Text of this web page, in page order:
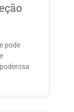
pode